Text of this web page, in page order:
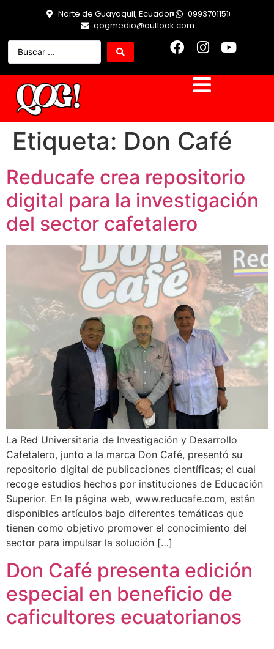
Norte de Guayaquil, Ecuador
0993701151
qogmedio@outlook.com
Etiqueta: Don Café
Reducafe crea repositorio
digital para la investigación
del sector cafetalero
La Red Universitaria de Investigación y Desarrollo
Cafetalero, junto a la marca Don Café, presentó su
repositorio digital de publicaciones científicas; el cual
recoge estudios hechos por instituciones de Educación
Superior. En la página web, www.reducafe.com, están
disponibles artículos bajo diferentes temáticas que
tienen como objetivo promover el conocimiento del
sector para impulsar la solución […]
Don Café presenta edición
especial en beneficio de
caficultores ecuatorianos